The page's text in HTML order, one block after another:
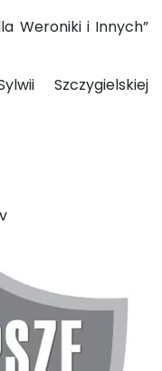
Weroniki i Innych”
Szczygielskiej